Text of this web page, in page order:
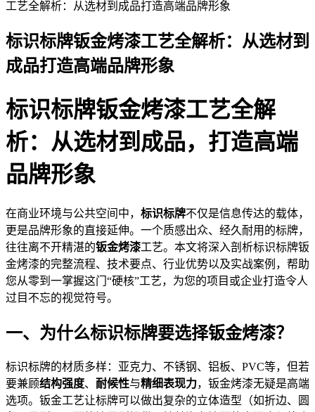
工艺全解析：从选材到成品打造高端品牌形象
标识标牌钣金烤漆工艺全解析：从选材到
成品打造高端品牌形象
2026-05-26 11:28:22
标识标牌钣金烤漆工艺全解
析：从选材到成品，打造高端
品牌形象
在商业环境与公共空间中， 标识标牌不仅是信息传达的载体，
更是品牌形象的直接延伸。一个质感出众、经久耐用的标牌，
往往离不开精湛的钣金烤漆工艺。本文将深入剖析标识标牌钣
金烤漆的完整流程、技术要点、行业优势以及实战案例，帮助
您从零到一掌握这门“硬核”工艺，为您的项目或企业打造令人
过目不忘的视觉符号。
一、为什么标识标牌要选择钣金烤漆？
标识标牌的材质多样：亚克力、不锈钢、铝板、PVC等，但若
要兼顾结构强度、 耐候性与精细表现力，钣金烤漆无疑是高端
选项。钣金工艺让标牌可以做出复杂的立体造型（如折边、圆